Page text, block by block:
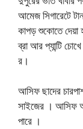
আমেজ সিগারেটে
কাপড় শুকোতে দেয়া
ব্রা আর প্যান্টি
র।
আসিফ ছাদের
সাইজের । আসিফ
পারে ।